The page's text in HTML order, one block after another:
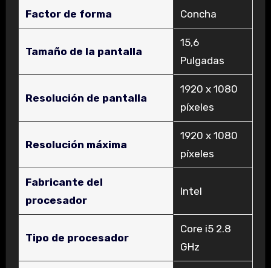
Factor de forma ‎Concha
Tamaño de la pantalla
‎15,6
Pulgadas
Resolución de pantalla
‎1920 x 1080
píxeles
Resolución máxima
‎1920 x 1080
píxeles
Fabricante del
procesador
‎Intel
Tipo de procesador
‎Core i5 2.8
GHz